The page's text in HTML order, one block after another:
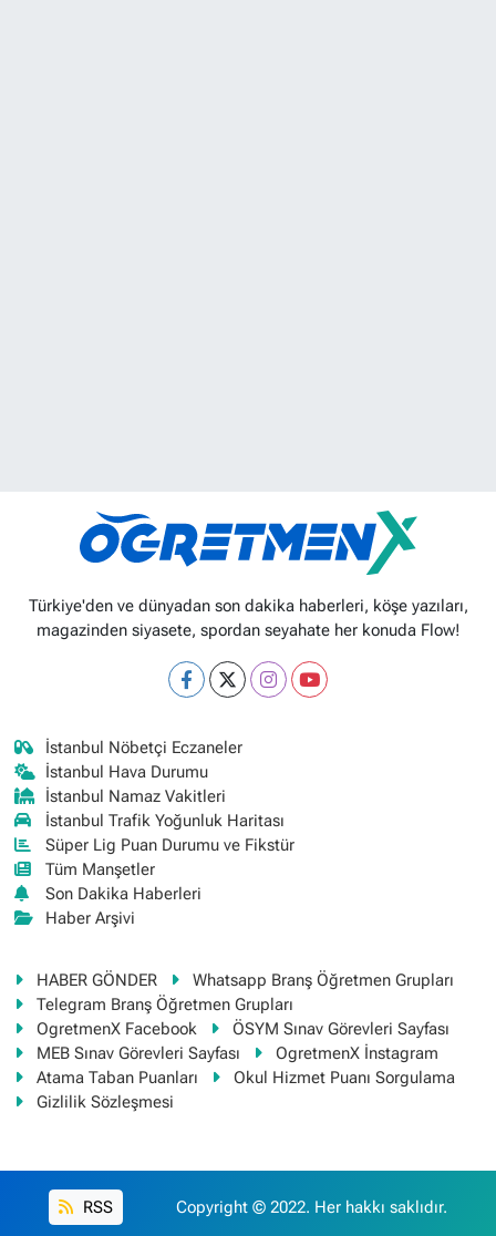
Türkiye'den ve dünyadan son dakika haberleri, köşe yazıları,
magazinden siyasete, spordan seyahate her konuda Flow!
İstanbul Nöbetçi Eczaneler
İstanbul Hava Durumu
İstanbul Namaz Vakitleri
İstanbul Trafik Yoğunluk Haritası
Süper Lig Puan Durumu ve Fikstür
Tüm Manşetler
Son Dakika Haberleri
Haber Arşivi
HABER GÖNDER
Whatsapp Branş Öğretmen Grupları
Telegram Branş Öğretmen Grupları
OgretmenX Facebook
ÖSYM Sınav Görevleri Sayfası
MEB Sınav Görevleri Sayfası
OgretmenX İnstagram
Atama Taban Puanları
Okul Hizmet Puanı Sorgulama
Gizlilik Sözleşmesi
RSS Copyright © 2022. Her hakkı saklıdır.